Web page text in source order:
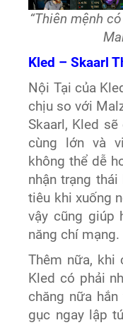
“Thiên mệnh
Kled – Skaarl
Nội Tại của
chịu so với
Skaarl, Kled
cùng lớn và
không thể dễ
nhận trạng
tiêu khi xuống
vậy cũng giúp
năng chí mạng.
Thêm nữa, khi
Kled có phải
chăng nữa
gục ngay lập